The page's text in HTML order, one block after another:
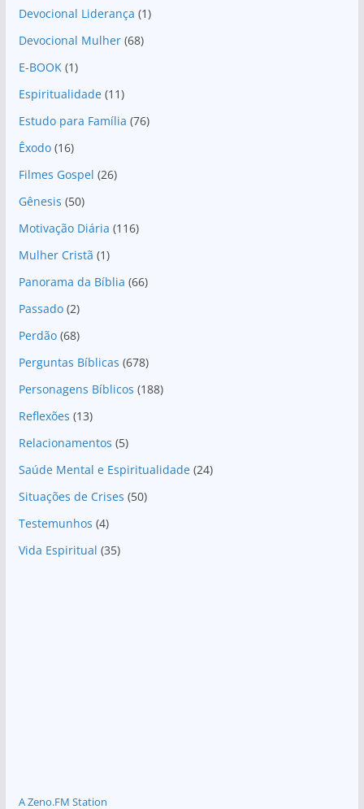
Devocional Liderança (1)
Devocional Mulher(68)
E-BOOK(1)
Espiritualidade(11)
Estudo para Família (76)
Êxodo(16)
Filmes Gospel (26)
Gênesis (50)
Motivação Diária (116)
Mulher Cristã (1)
Panorama da Bíblia (66)
Passado(2)
Perdão(68)
Perguntas Bíblicas (678)
Personagens Bíblicos (188)
Reflexões (13)
Relacionamentos (5)
Saúde Mental e Espiritualidade(24)
Situações de Crises (50)
Testemunhos (4)
Vida Espiritual (35)
A Zeno.FM Station